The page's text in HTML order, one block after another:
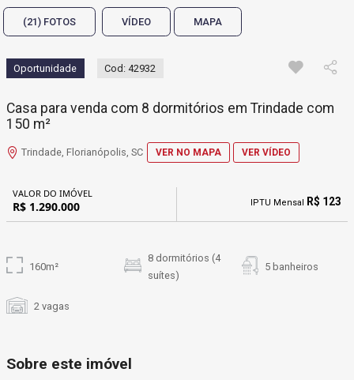
(21) FOTOS VÍDEO MAPA
Oportunidade Cod: 42932
Casa para venda com 8 dormitórios em Trindade com
150 m²
Trindade, Florianópolis, SC VER NO MAPA VER VÍDEO
VALOR DO IMÓVEL
R$ 1.290.000 IPTU Mensal R$ 123
160m²
8 dormitórios (4
suítes)
5 banheiros
2 vagas
Sobre este imóvel